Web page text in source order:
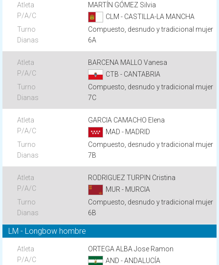
MARTÍN GÓMEZ Silvia
CLM - CASTILLA-LA MANCHA
Compuesto, desnudo y tradicional mujer
6A
BARCENA MALLO Vanesa
CTB - CANTABRIA
Compuesto, desnudo y tradicional mujer
7C
GARCIA CAMACHO Elena
MAD - MADRID
Compuesto, desnudo y tradicional mujer
7B
RODRIGUEZ TURPIN Cristina
MUR - MURCIA
Compuesto, desnudo y tradicional mujer
6B
LM - Longbow hombre
ORTEGA ALBA Jose Ramon
AND - ANDALUCÍA